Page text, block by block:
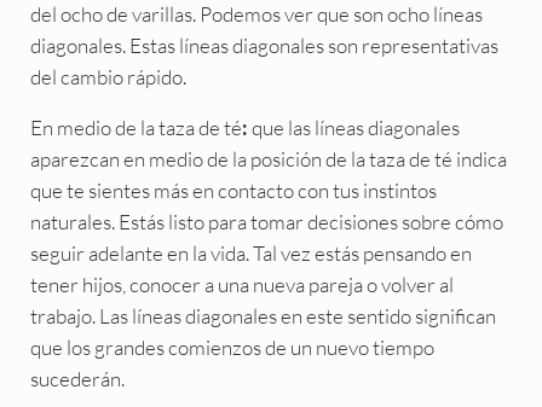
del ocho de varillas. Podemos ver que son ocho líneas
diagonales. Estas líneas diagonales son representativas
del cambio rápido.
En medio de la taza de té: que las líneas diagonales
aparezcan en medio de la posición de la taza de té indica
que te sientes más en contacto con tus instintos
naturales. Estás listo para tomar decisiones sobre cómo
seguir adelante en la vida. Tal vez estás pensando en
tener hijos, conocer a una nueva pareja o volver al
trabajo. Las líneas diagonales en este sentido significan
que los grandes comienzos de un nuevo tiempo
sucederán.